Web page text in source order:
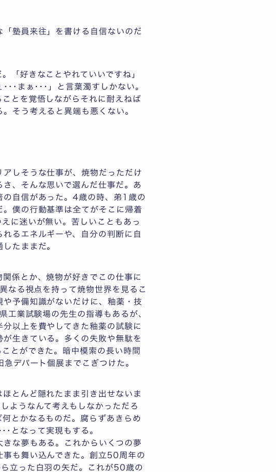
塾員来往」を書ける自信ないのだ
「好きなことやれていいですね」
･･まぁ･･･」と言葉濁すしかない。
とを覚悟しながらそれに耐えねば
そう考えると異端も悪くない。
しそうな仕事が、焼物だっただけ
、そんな思いで選んだ仕事だ。あ
の自信があった。4歳の時、弟1歳の
僕の行動基準は全てがそこに帰着
に迷いが無い。苦しいこともあっ
るエネルギーや、自分の判断に自
たままだ。
係とか、焼物が好きでこの仕事に
なる視点を持って焼物世界を見るこ
予備知識がないだけに、釉薬・技
工業試験場の先生の指導もあるが、
以上を費やしてきた釉薬の試験に
生きている。多くの失敗や無駄を
とができた。暗中模索の長い時間
デパート個展までこぎつけた。
とんど隠れたまま引き出せないま
ようなんて考えもしなかっただろ
とかなるものだ。腐らずあきらめ
となって実現もする。
な夢もある。これからいくつの夢
も舞い込んできた。創立50周年の
立った白羽の矢だ。これが50歳の